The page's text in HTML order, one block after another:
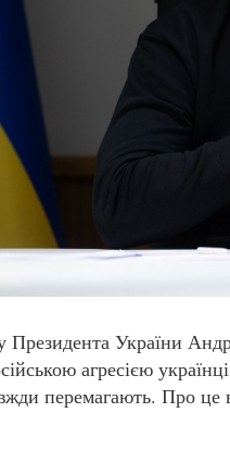
Президента України
агресією
перемагають. Про це